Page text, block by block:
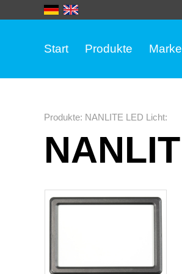
Start Produkte
Produkte: NANLITE LED Licht: